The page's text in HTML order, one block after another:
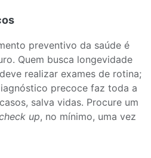
preventivo da saúde é
Quem busca longevidade
realizar exames de rotina;
precoce faz toda a
salva vidas. Procure um
up, no mínimo, uma vez